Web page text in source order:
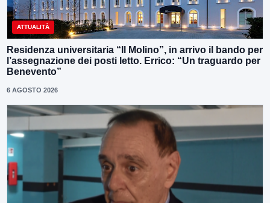
ATTUALITÀ
Residenza universitaria “Il Molino”, in arrivo il bando per
l’assegnazione dei posti letto. Errico: “Un traguardo per
Benevento”
6 AGOSTO 2026